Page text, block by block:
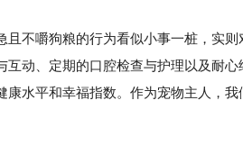
不嚼狗粮的行为看似小事一桩，实则
互动、定期的口腔检查与护理以及耐
康水平和幸福指数。作为宠物主人，